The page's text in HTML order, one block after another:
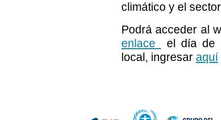
climático y el
Podrá acceder al
enlace
el día de
local, ingresar aquí